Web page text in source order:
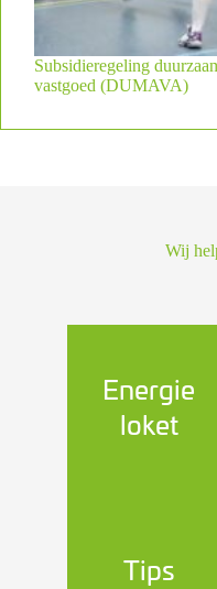
Subsidieregeling
vastgoed (DUMAVA)
Wij
Energie
loket
Tips